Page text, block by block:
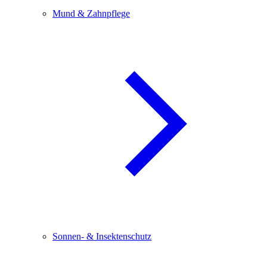
Mund & Zahnpflege
Sonnen- & Insektenschutz